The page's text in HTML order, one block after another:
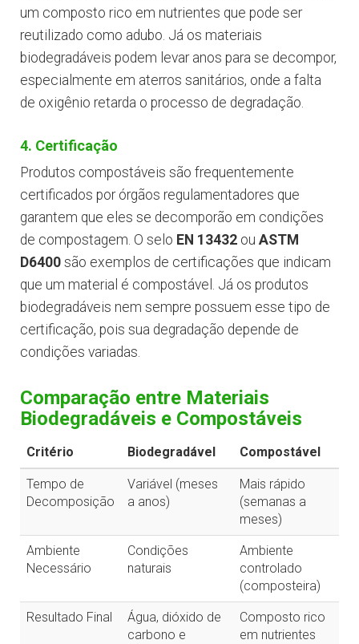
um composto rico em nutrientes que pode ser
reutilizado como adubo. Já os materiais
biodegradáveis podem levar anos para se decompor,
especialmente em aterros sanitários, onde a falta
de oxigênio retarda o processo de degradação.
4. Certificação
Produtos compostáveis são frequentemente
certificados por órgãos regulamentadores que
garantem que eles se decomporão em condições
de compostagem. O selo EN 13432 ou ASTM
D6400 são exemplos de certificações que indicam
que um material é compostável. Já os produtos
biodegradáveis nem sempre possuem esse tipo de
certificação, pois sua degradação depende de
condições variadas.
Comparação entre Materiais
Biodegradáveis e Compostáveis
Critério Biodegradável Compostável
Tempo de
Decomposição
Variável (meses
a anos)
Mais rápido
(semanas a
meses)
Ambiente
Necessário
Condições
naturais
Ambiente
controlado
(composteira)
Resultado Final
Água, dióxido de
carbono e
Composto rico
em nutrientes